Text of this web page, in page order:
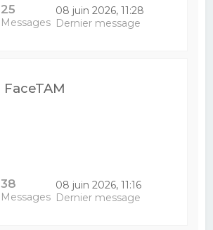
25
Messages
08 juin 2026, 11:28
Dernier message
FaceTAM
38
Messages
08 juin 2026, 11:16
Dernier message